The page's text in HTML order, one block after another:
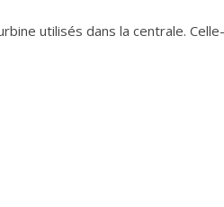
utilisés dans la centrale.